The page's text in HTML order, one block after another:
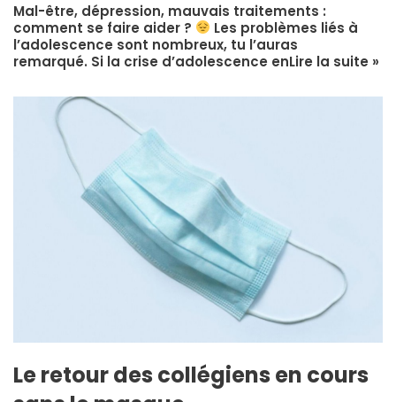
Mal-être, dépression, mauvais traitements :
comment se faire aider ?
Les problèmes liés à
l’adolescence sont nombreux, tu l’auras
remarqué. Si la crise d’adolescence enLire la suite »
Le retour des collégiens en cours